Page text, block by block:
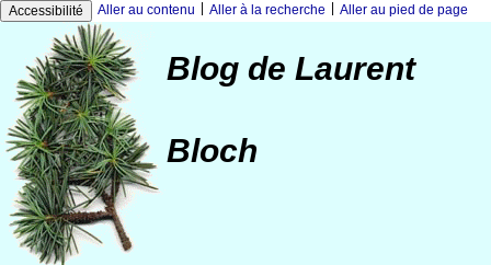
Accessibilité Aller au contenu Aller à la recherche Aller au pied de page
Blog de Laurent
Bloch